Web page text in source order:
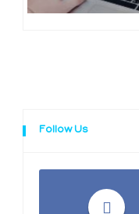
Follow Us